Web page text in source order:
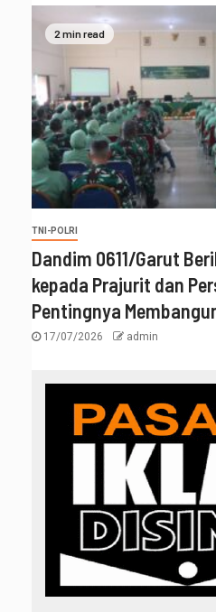
2 min read
TNI-POLRI
‎Dandim 0611/Garut
kepada Prajurit dan
Pentingnya
17/07/2026 admin